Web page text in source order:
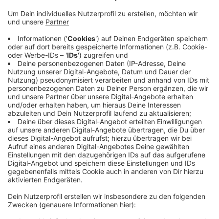
Anzeige
Auf dem Portal sollen Eltern Antworten auf alle
möglichen Fragen bekommen. Zunächst startet der
Familien-Navigator mit Infos für Eltern von kleinen
Kindern bis drei Jahren - zum Beispiel mit Fragen zu
Elterngeld oder Krabbel-, Spiel- und Pekip-Gruppen.
Die Infos werden von verschiedenen Anbietern auf die
Seite gestellt und gepflegt - Jugendamtsleiter
Johannes Horn sagte Antenne Düsseldorf, dass der
Erfolg der Seite auch davon abhängen werde, wie
aktuell die Angebote gehalten werden.
Anzeige